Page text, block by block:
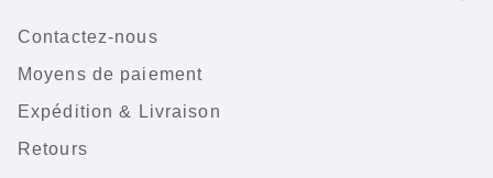
Contactez-nous
Moyens de paiement
Expédition & Livraison
Retours